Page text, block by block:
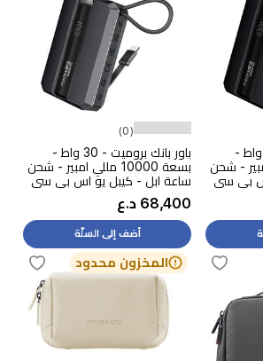
باور بانك بروميت - 30 واط -
امبير - شحن
بي سي
(0)
باور بانك بروميت - 30 واط -
بسعة 10000 مللي امبير - شحن
ساعة ابل - كيبل يو اس بي سي
مدمج - رمادي
68,400 د.ع
أضف إلى السلّة
المخزون محدود